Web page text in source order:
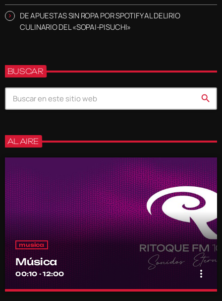
DE APUESTAS SIN ROPA POR SPOTIFY AL DELIRIO
CULINARIO DEL «SOPAI-PISUCHI»
BUSCAR
search
AL AIRE
musica
Música
00:10 - 12:00 more_vert